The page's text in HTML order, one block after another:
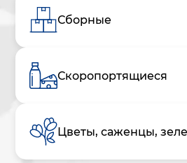
Сборные
Скоропортящиеся
Цветы, саженцы,